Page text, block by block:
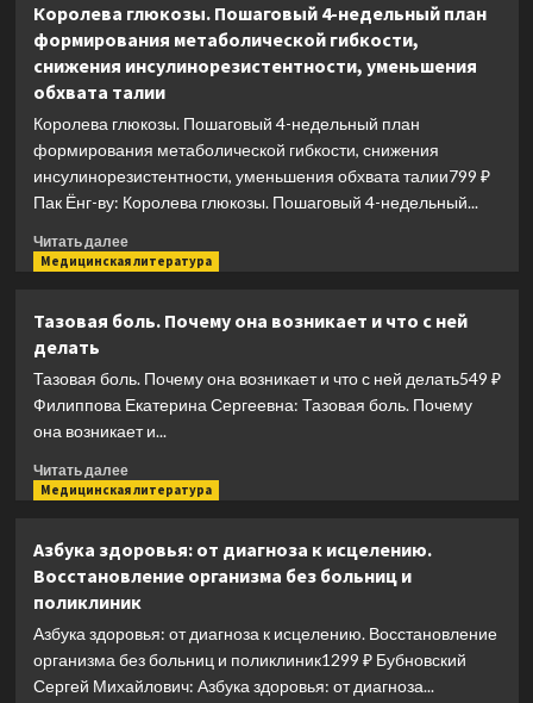
Deus.
Краткая
история
будущего
коллекционное
издание
с
подписью
Королева глюкозы. Пошаговый 4-недельный план
формирования метаболической гибкости,
снижения инсулинорезистентности, уменьшения
обхвата талии
Королева глюкозы. Пошаговый 4-недельный план
формирования метаболической гибкости, снижения
инсулинорезистентности, уменьшения обхвата талии799 ₽
Пак Ёнг-ву: Королева глюкозы. Пошаговый 4-недельный...
Читать далееПрочитать
больше
глюкозы.
4-
недельный
формирования
метаболической
гибкости,
уменьшения
обхвата
талии
Медицинская литература
Тазовая боль. Почему она возникает и что с ней
делать
Тазовая боль. Почему она возникает и что с ней делать549 ₽
Филиппова Екатерина Сергеевна: Тазовая боль. Почему
она возникает и...
Читать далееПрочитать
больше
боль.
Почему
она
что
с
Медицинская литература
Азбука здоровья: от диагноза к исцелению.
Восстановление организма без больниц и
поликлиник
Азбука здоровья: от диагноза к исцелению. Восстановление
организма без больниц и поликлиник1299 ₽ Бубновский
Сергей Михайлович: Азбука здоровья: от диагноза...